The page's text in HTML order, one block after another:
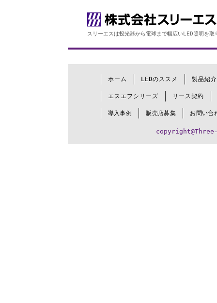
スリーエスは投光器から電球まで幅広いLED照明を取
ホーム LEDのススメ 製品紹介
エスエフシリーズ リース契約
導入事例 販売店募集 お問い合